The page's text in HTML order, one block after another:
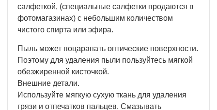
салфеткой, (специальные салфетки продаются в
фотомагазинах) с небольшим количеством
чистого спирта или эфира.
Пыль может поцарапать оптические поверхности.
Поэтому для удаления пыли пользуйтесь мягкой
обезжиренной кисточкой.
Внешние детали.
Используйте мягкую сухую ткань для удаления
грязи и отпечатков пальцев. Смазывать